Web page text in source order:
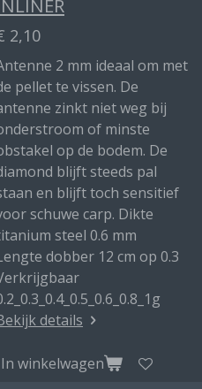
2,10
2 mm ideaal om met
pellet te vissen. De
zinkt niet weg bij
of minste
op de bodem. De
blijft steeds pal
en blijft toch sensitief
schuwe carp. Dikte
steel 0.6 mm
dobber 12 cm op 0.3
details
In winkelwagen